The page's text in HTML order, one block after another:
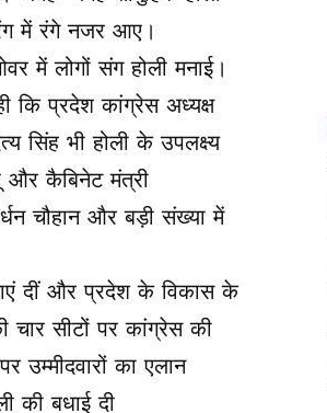
में रंगे नजर आए।
में लोगों संग होली मनाई।
कि प्रदेश कांग्रेस अध्यक्ष
सिंह भी होली के उपलक्ष्य
कैबिनेट मंत्री
चौहान और बड़ी संख्या में
दीं और प्रदेश के विकास के
चार सीटों पर कांग्रेस की
उम्मीदवारों का एलान
की बधाई दी